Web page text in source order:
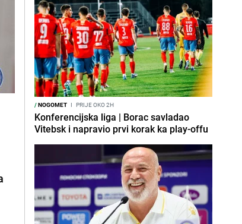
/NOGOMET I PRIJE OKO 2H
Konferencijska liga | Borac savladao
Vitebsk i napravio prvi korak ka play-offu